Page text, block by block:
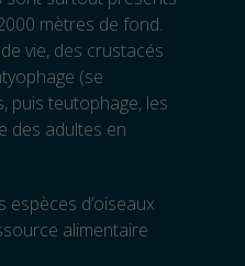
mètres de fond.
vie, des crustacés
(se
puis teutophage, les
des adultes en
espèces d’oiseaux
alimentaire